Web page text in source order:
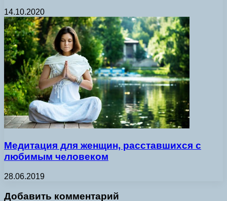
14.10.2020
Медитация для женщин, расставшихся с
любимым человеком
28.06.2019
Добавить комментарий